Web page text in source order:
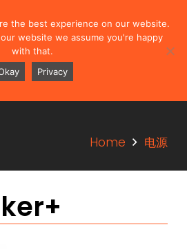
Home 电源
the best experience on our website.
website we assume you're happy
with that.
Privacy